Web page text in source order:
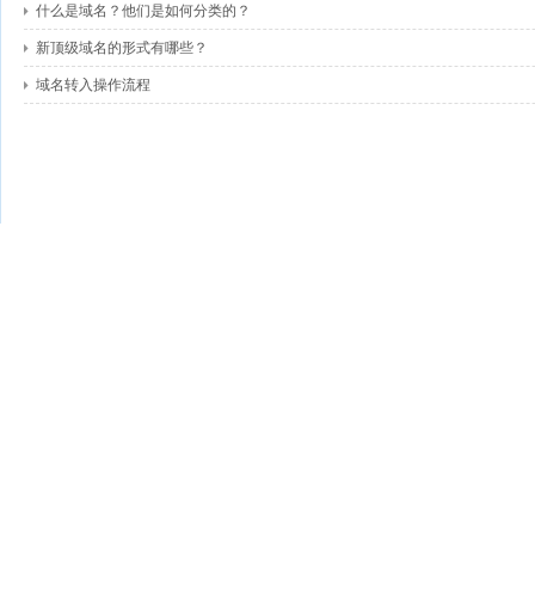
什么是域名？他们是如何分类的？
新顶级域名的形式有哪些？
域名转入操作流程